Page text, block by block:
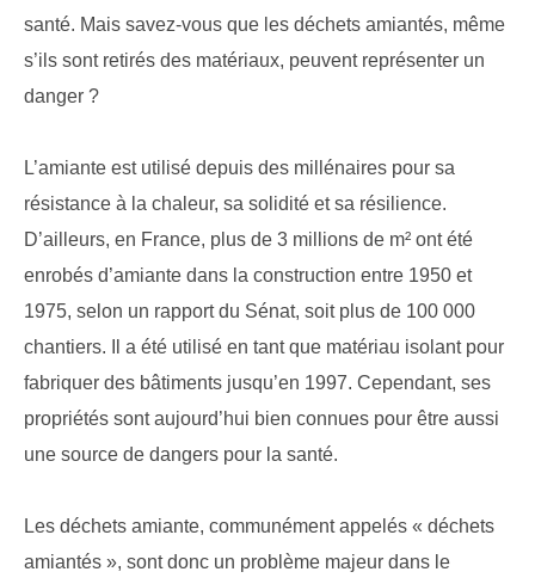
santé. Mais savez-vous que les déchets amiantés, même
s’ils sont retirés des matériaux, peuvent représenter un
danger ?
L’amiante est utilisé depuis des millénaires pour sa
résistance à la chaleur, sa solidité et sa résilience.
D’ailleurs, en France, plus de 3 millions de m² ont été
enrobés d’amiante dans la construction entre 1950 et
1975, selon un rapport du Sénat, soit plus de 100 000
chantiers. Il a été utilisé en tant que matériau isolant pour
fabriquer des bâtiments jusqu’en 1997. Cependant, ses
propriétés sont aujourd’hui bien connues pour être aussi
une source de dangers pour la santé.
Les déchets amiante, communément appelés « déchets
amiantés », sont donc un problème majeur dans le